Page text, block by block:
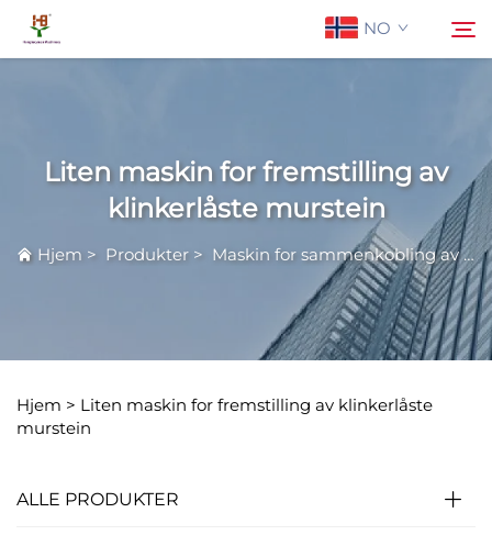
NO
Produkter
Anvendelse
Kontakt Oss
Liten maskin for fremstilling av
klinkerlåste murstein
Hjem > Produkter > Maskin for sammenkobling av jordmurstein
Hjem > Liten maskin for fremstilling av klinkerlåste
murstein
ALLE PRODUKTER